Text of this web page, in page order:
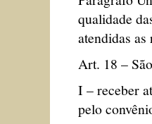
qualidade
atendidas
Art. 18 –
I – receber
pelo